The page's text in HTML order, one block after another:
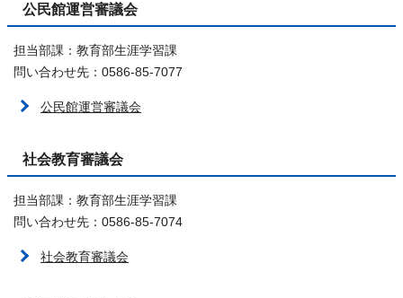
公民館運営審議会
担当部課：教育部生涯学習課
問い合わせ先：0586-85-7077
公民館運営審議会
社会教育審議会
担当部課：教育部生涯学習課
問い合わせ先：0586-85-7074
社会教育審議会